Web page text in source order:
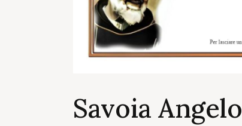
Savoia Angelo